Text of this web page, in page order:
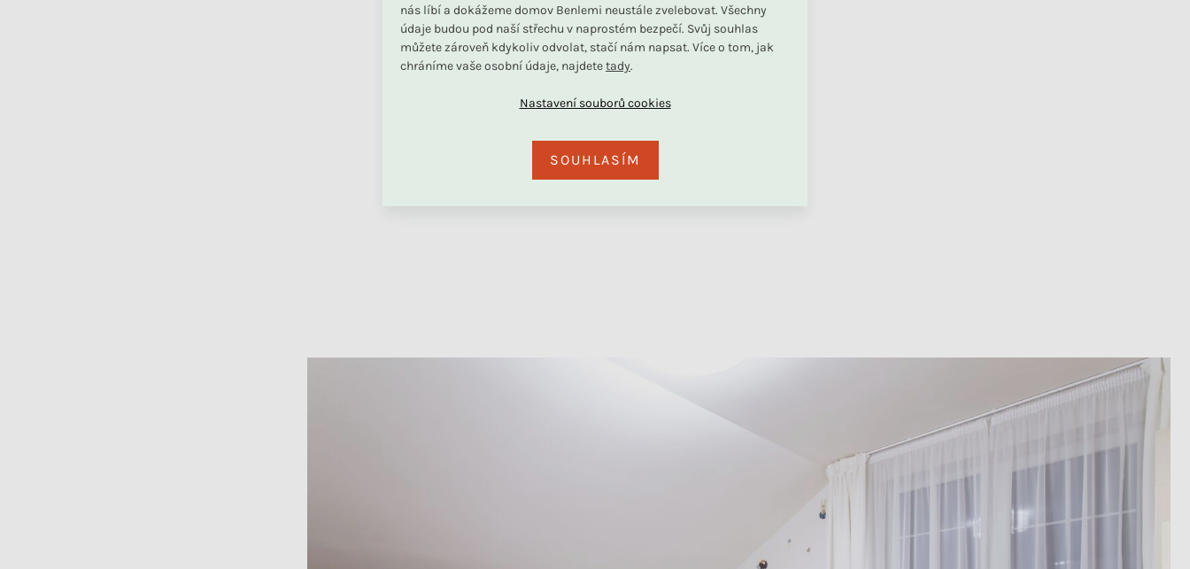
nás líbí a dokážeme domov Benlemi neustále zvelebovat. Všechny
údaje budou pod naší střechu v naprostém bezpečí. Svůj souhlas
můžete zároveň kdykoliv odvolat, stačí nám napsat. Více o tom, jak
chráníme vaše osobní údaje, najdetetady.
SOUHLASÍM